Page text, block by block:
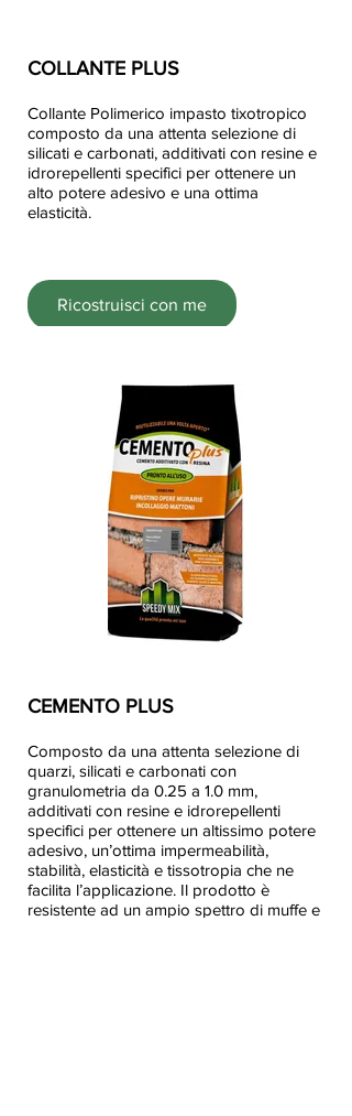
COLLANTE PLUS
Collante Polimerico impasto tixotropico
composto da una attenta selezione di
silicati e carbonati, additivati con resine e
idrorepellenti specifici per ottenere un
alto potere adesivo e una ottima
elasticità.
Ricostruisci con me
CEMENTO PLUS
Composto da una attenta selezione di
quarzi, silicati e carbonati con
granulometria da 0.25 a 1.0 mm,
additivati con resine e idrorepellenti
specifici per ottenere un altissimo potere
adesivo, un’ottima impermeabilità,
stabilità, elasticità e tissotropia che ne
facilita l’applicazione. Il prodotto è
resistente ad un ampio spettro di muffe e